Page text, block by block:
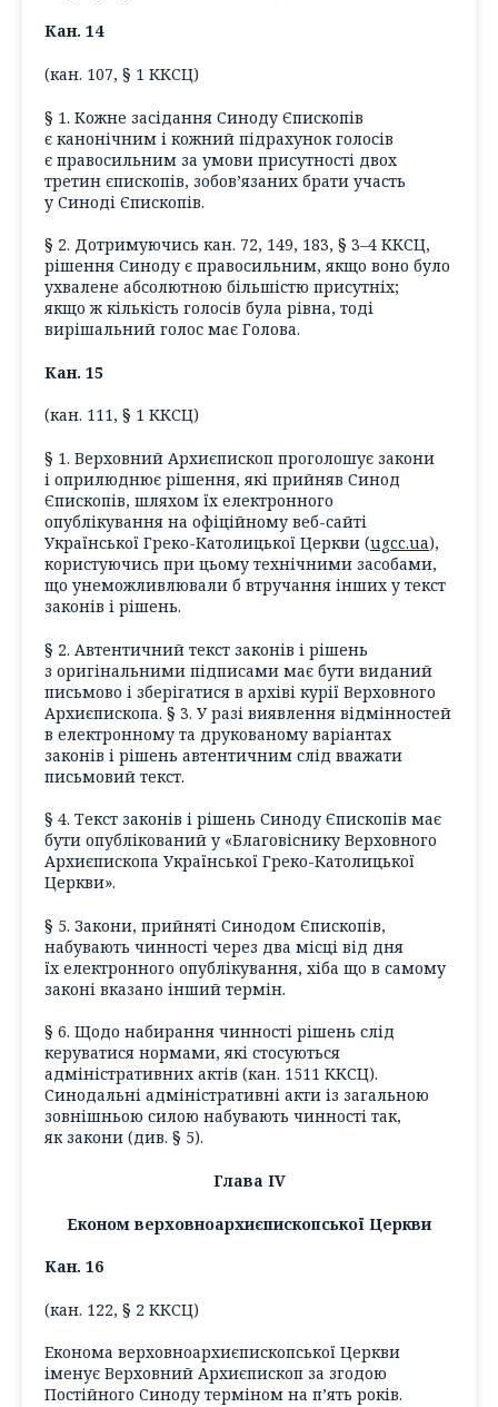
Кан. 14
(кан. 107, § 1 ККСЦ)
§ 1. Кожне засідання Синоду Єпископів
є канонічним і кожний підрахунок голосів
є правосильним за умови присутності двох
третин єпископів, зобов’язаних брати участь
у Синоді Єпископів.
§ 2. Дотримуючись кан. 72, 149, 183, § 3–4 ККСЦ,
рішення Синоду є правосильним, якщо воно було
ухвалене абсолютною більшістю присутніх;
якщо ж кількість голосів була рівна, тоді
вирішальний голос має Голова.
Кан. 15
(кан. 111, § 1 ККСЦ)
§ 1. Верховний Архиєпископ проголошує закони
і оприлюднює рішення, які прийняв Синод
Єпископів, шляхом їх електронного
опублікування на офіційному веб-сайті
Української Греко-Католицької Церкви (ugcc.ua),
користуючись при цьому технічними засобами,
що унеможливлювали б втручання інших у текст
законів і рішень.
§ 2. Автентичний текст законів і рішень
з оригінальними підписами має бути виданий
письмово і зберігатися в архіві курії Верховного
Архиєпископа. § 3. У разі виявлення відмінностей
в електронному та друкованому варіантах
законів і рішень автентичним слід вважати
письмовий текст.
§ 4. Текст законів і рішень Синоду Єпископів має
бути опублікований у «Благовіснику Верховного
Архиєпископа Української Греко-Католицької
Церкви».
§ 5. Закони, прийняті Синодом Єпископів,
набувають чинності через два місці від дня
їх електронного опублікування, хіба що в самому
законі вказано інший термін.
§ 6. Щодо набирання чинності рішень слід
керуватися нормами, які стосуються
адміністративних актів (кан. 1511 ККСЦ).
Синодальні адміністративні акти із загальною
зовнішньою силою набувають чинності так,
як закони (див. § 5).
Глава ІV
Економ верховноархиєпископської Церкви
Кан. 16
(кан. 122, § 2 ККСЦ)
Економа верховноархиєпископської Церкви
іменує Верховний Архиєпископ за згодою
Постійного Синоду терміном на п’ять років.